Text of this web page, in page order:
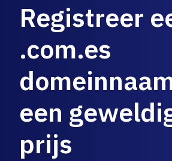
Registreer
.com.es
een
prijs